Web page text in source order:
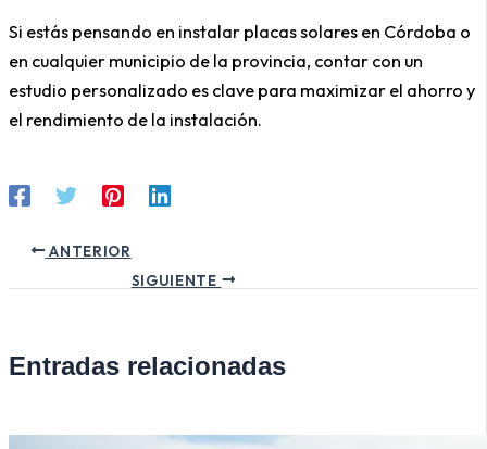
Si estás pensando en instalar placas solares en Córdoba o
en cualquier municipio de la provincia, contar con un
estudio personalizado es clave para maximizar el ahorro y
el rendimiento de la instalación.
ANTERIOR
SIGUIENTE
Entradas relacionadas